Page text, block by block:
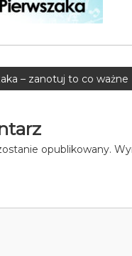
– zanotuj to co ważne
opublikowany.